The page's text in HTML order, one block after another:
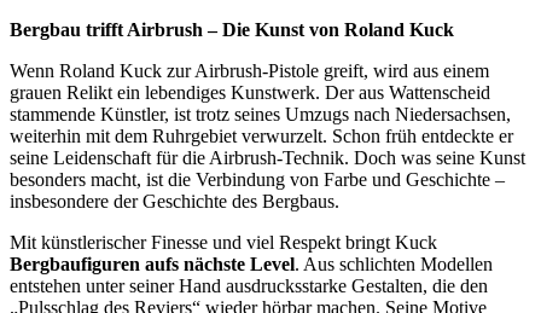
Bergbau trifft Airbrush – Die Kunst von Roland Kuck
Wenn Roland Kuck zur Airbrush-Pistole greift, wird aus einem
grauen Relikt ein lebendiges Kunstwerk. Der aus Wattenscheid
stammende Künstler, ist trotz seines Umzugs nach Niedersachsen,
weiterhin mit dem Ruhrgebiet verwurzelt. Schon früh entdeckte er
seine Leidenschaft für die Airbrush-Technik. Doch was seine Kunst
besonders macht, ist die Verbindung von Farbe und Geschichte –
insbesondere der Geschichte des Bergbaus.
Mit künstlerischer Finesse und viel Respekt bringt Kuck
Bergbaufiguren aufs nächste Level. Aus schlichten Modellen
entstehen unter seiner Hand ausdrucksstarke Gestalten, die den
„Pulsschlag des Reviers“ wieder hörbar machen. Seine Motive